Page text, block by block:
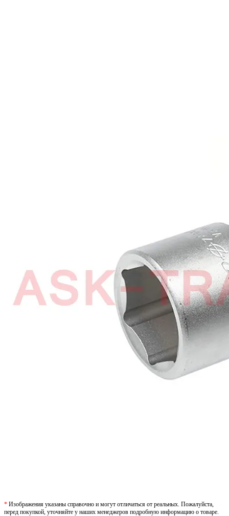
* Изображения указаны справочно и могут отличаться от реальных. Пожалуйста,
перед покупкой, уточняйте у наших менеджеров подробную информацию о товаре.